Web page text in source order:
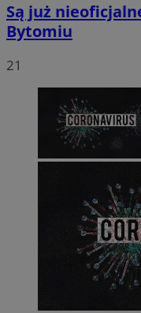
Są już
Bytomiu
21